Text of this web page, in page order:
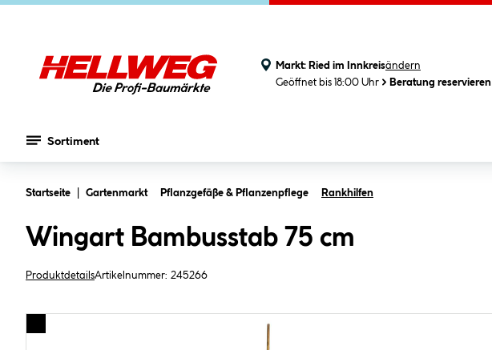
Markt: Ried im Innkreisändern
Geöffnet bis 18:00 Uhr
Beratung reservieren
Sortiment
Startseite Gartenmarkt Pflanzgefäße & Pflanzenpflege Rankhilfen
Wingart Bambusstab 75 cm
ProduktdetailsArtikelnummer: 245266